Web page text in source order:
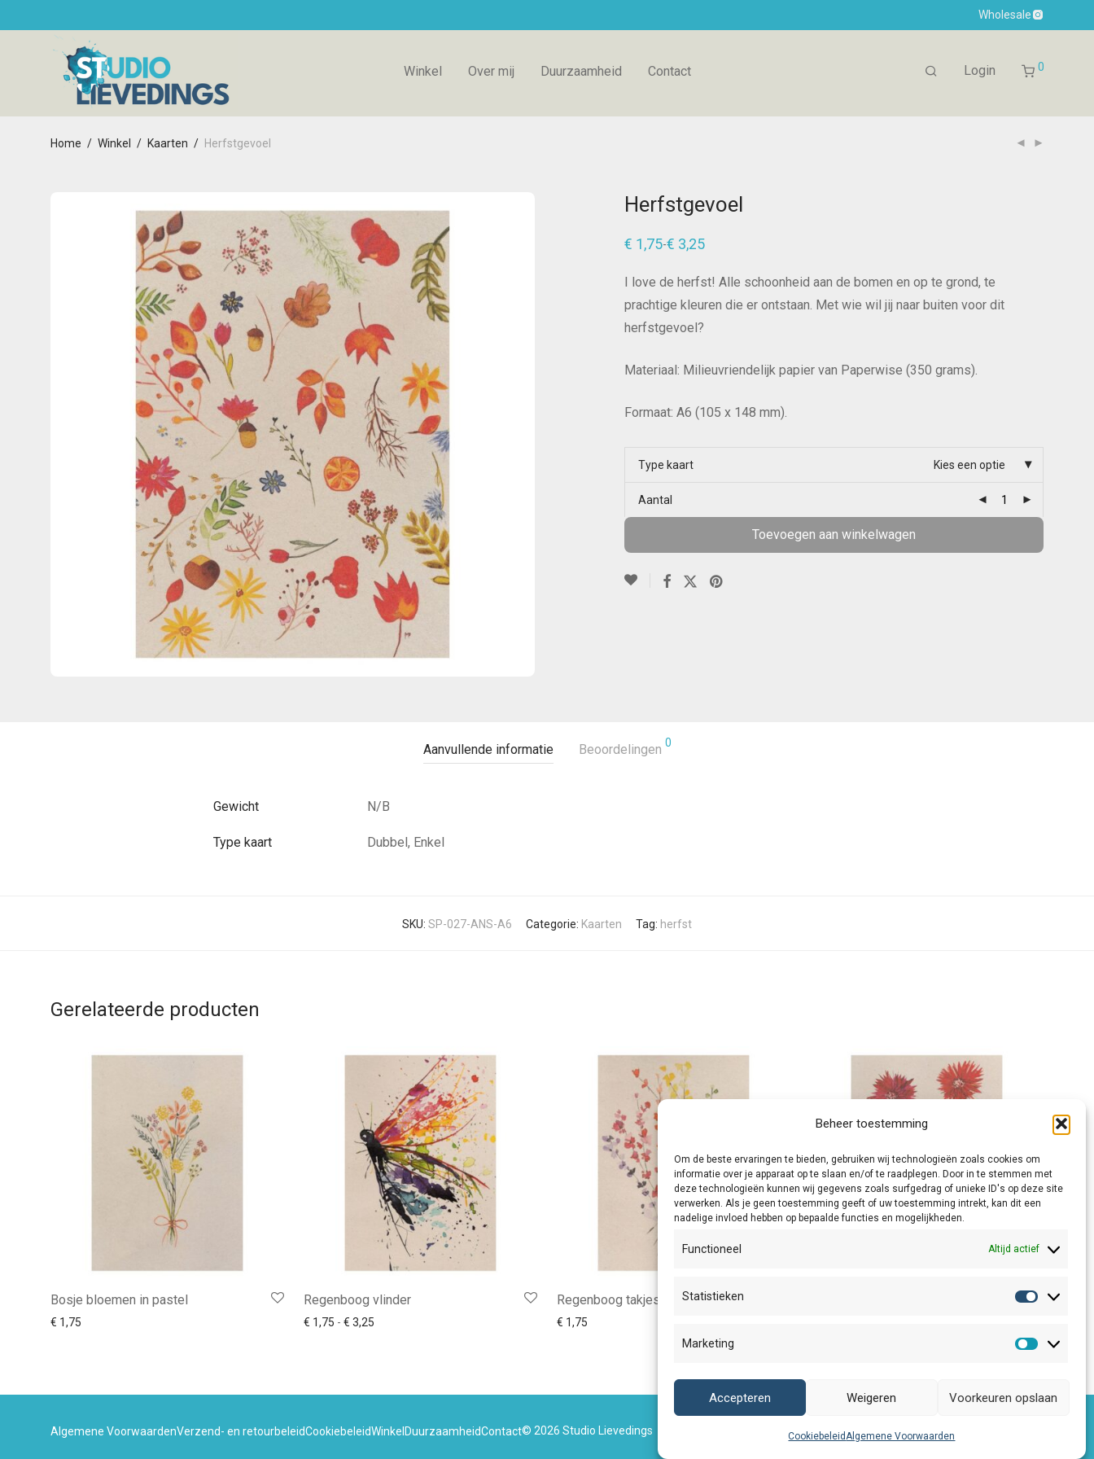
Beheer toestemming
Om de beste ervaringen te bieden, gebruiken wij technologieën zoals cookies om
informatie over je apparaat op te slaan en/of te raadplegen. Door in te stemmen met
deze technologieën kunnen wij gegevens zoals surfgedrag of unieke ID's op deze site
verwerken. Als je geen toestemming geeft of uw toestemming intrekt, kan dit een
nadelige invloed hebben op bepaalde functies en mogelijkheden.
Functioneel Altijd actief
Statistieken
Marketing
Accepteren Weigeren Voorkeuren opslaan
CookiebeleidAlgemene Voorwaarden
Wholesale
Winkel Over mij Duurzaamheid Contact Login 0
Home / Winkel / Kaarten / Herfstgevoel
Herfstgevoel
€ 1,75-€ 3,25
Prijsklasse:
€ 3,25
I love de herfst! Alle schoonheid aan de bomen en op te grond, te
prachtige kleuren die er ontstaan. Met wie wil jij naar buiten voor dit
herfstgevoel?
Materiaal: Milieuvriendelijk papier van Paperwise (350 grams).
Formaat: A6 (105 x 148 mm).
Type kaart Kies een optie
Aantal
Toevoegen aan winkelwagen
Aanvullende informatie Beoordelingen 0
Gewicht N/B
Type kaart Dubbel, Enkel
SKU: SP-027-ANS-A6 Categorie: Kaarten Tag: herfst
Gerelateerde producten
Bosje bloemen in pastel
€ 1,75
Regenboog vlinder
€ 1,75 - € 3,25
Regenboog takjes
€ 1,75
Algemene VoorwaardenVerzend- en retourbeleidCookiebeleidWinkel DuurzaamheidContact© 2026 Studio Lievedings